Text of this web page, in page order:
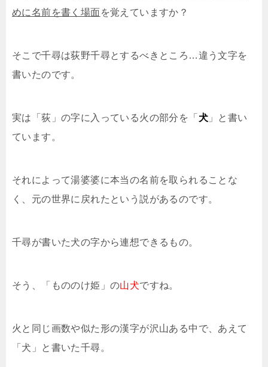
めに名前を書く場面を覚えていますか？
そこで千尋は荻野千尋とするべきところ…違う文字を
書いたのです。
実は「荻」の字に入っている火の部分を「 犬 」と書い
ています。
それによって湯婆婆に本当の名前を取られることな
く、元の世界に戻れたという説があるのです。
千尋が書いた犬の字から連想できるもの。
そう、「もののけ姫」の山犬ですね。
火と同じ画数や似た形の漢字が沢山ある中で、あえて
「犬」と書いた千尋。